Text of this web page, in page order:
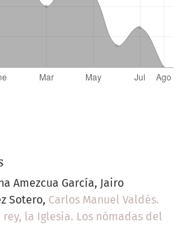
Amezcua García, Jairo
Sotero, Carlos Manuel Valdés.
la Iglesia. Los nómadas del